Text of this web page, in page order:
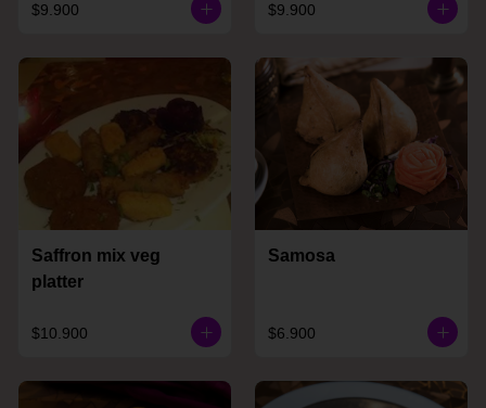
$9.900 $9.900
Saffron mix veg
platter
$10.900
Samosa
$6.900